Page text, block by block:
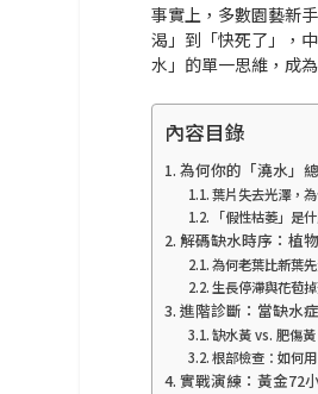
事實上，多數園藝新
渴」到「快死了 」，
水」的單一思維，成
內容目錄
為何你的「澆水」
葉片失去光澤，
「假性枯萎」是
解碼缺水時序：植
為何老葉比新葉
生長停滯與花苞
進階診斷：當缺水
缺水黃 vs. 肥傷
根部檢查：如何
實戰演練：黃金72